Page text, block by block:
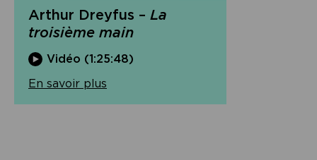
Arthur Dreyfus – La
troisième main
Vidéo (1:25:48)
En savoir plus